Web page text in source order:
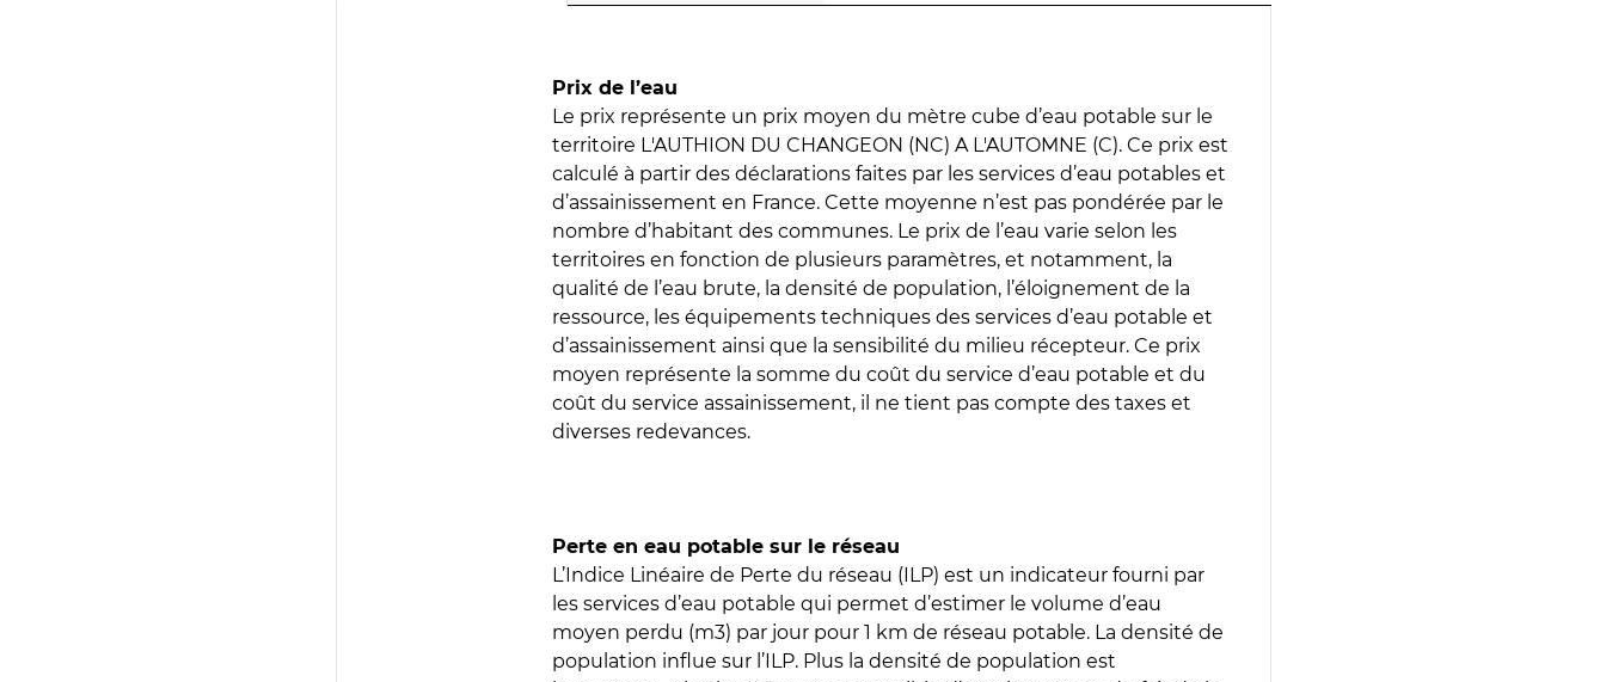
Prix de l’eau
Le prix représente un prix moyen du mètre cube d’eau potable sur le
territoire L'AUTHION DU CHANGEON (NC) A L'AUTOMNE (C). Ce prix est
calculé à partir des déclarations faites par les services d’eau potables et
d’assainissement en France. Cette moyenne n’est pas pondérée par le
nombre d’habitant des communes. Le prix de l’eau varie selon les
territoires en fonction de plusieurs paramètres, et notamment, la
qualité de l’eau brute, la densité de population, l’éloignement de la
ressource, les équipements techniques des services d’eau potable et
d’assainissement ainsi que la sensibilité du milieu récepteur. Ce prix
moyen représente la somme du coût du service d’eau potable et du
coût du service assainissement, il ne tient pas compte des taxes et
diverses redevances.
Perte en eau potable sur le réseau
L’Indice Linéaire de Perte du réseau (ILP) est un indicateur fourni par
les services d’eau potable qui permet d’estimer le volume d’eau
moyen perdu (m3) par jour pour 1 km de réseau potable. La densité de
population influe sur l’ILP. Plus la densité de population est